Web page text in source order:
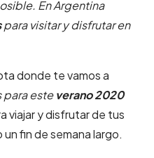
En Argentina
para visitar y disfrutar en
donde te vamos a
para esteverano 2020
viajar y disfrutar de tus
fin de semana largo.